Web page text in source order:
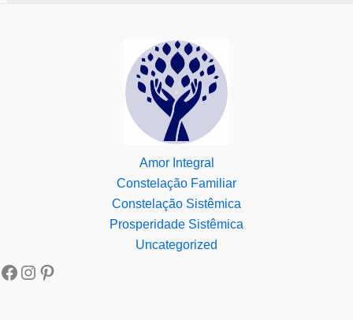
Amor Integral
Constelação Familiar
Constelação Sistêmica
Prosperidade Sistêmica
Uncategorized